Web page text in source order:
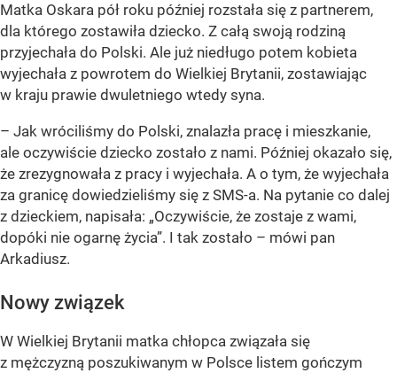
Matka Oskara pół roku później rozstała się z partnerem,
dla którego zostawiła dziecko. Z całą swoją rodziną
przyjechała do Polski. Ale już niedługo potem kobieta
wyjechała z powrotem do Wielkiej Brytanii, zostawiając
w kraju prawie dwuletniego wtedy syna.
– Jak wróciliśmy do Polski, znalazła pracę i mieszkanie,
ale oczywiście dziecko zostało z nami. Później okazało się,
że zrezygnowała z pracy i wyjechała. A o tym, że wyjechała
za granicę dowiedzieliśmy się z SMS-a. Na pytanie co dalej
z dzieckiem, napisała: „Oczywiście, że zostaje z wami,
dopóki nie ogarnę życia”. I tak zostało – mówi pan
Arkadiusz.
Nowy związek
W Wielkiej Brytanii matka chłopca związała się
z mężczyzną poszukiwanym w Polsce listem gończym